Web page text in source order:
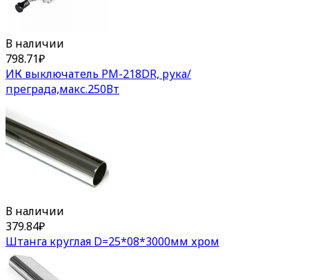
В наличии
798.71₽
ИК выключатель PM-218DR, рука/
преграда,макс.250Вт
В наличии
379.84₽
Штанга круглая D=25*08*3000мм хром